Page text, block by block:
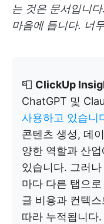
는 것은 문서입니
마음에 듭니다. 너
📮 ClickUp
ChatGPT 및
사용하고 있습니
콘텐츠 생성, 데
양한 역할과 산
있습니다. 그러
마다 다른 탭으
글 비용과 컨텍
따라 누적됩니다.